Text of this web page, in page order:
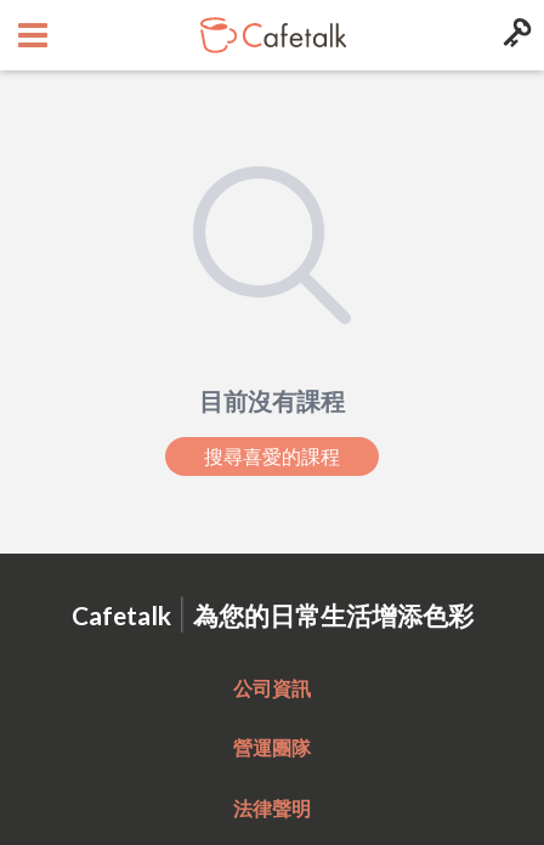
目前沒有課程
搜尋喜愛的課程
Cafetalk | 為您的日常生活增添色彩
公司資訊
營運團隊
法律聲明